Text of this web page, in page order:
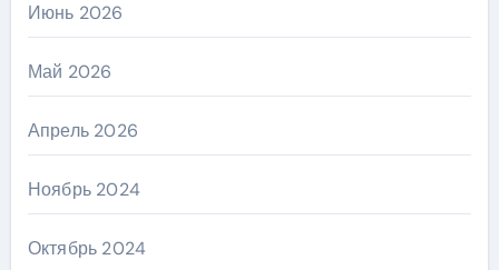
Июнь 2026
Май 2026
Апрель 2026
Ноябрь 2024
Октябрь 2024